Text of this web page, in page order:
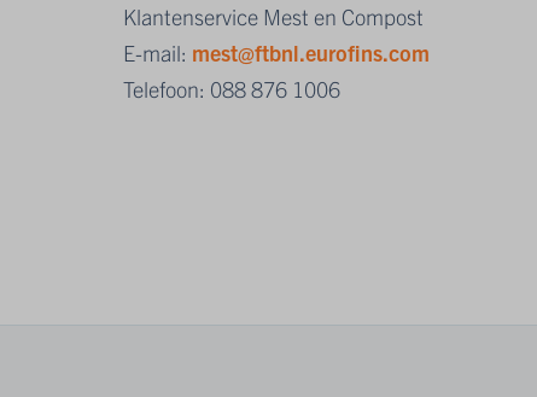
Klantenservice Mest en Compost
E-mail: mest@ftbnl.eurofins.com
Telefoon: 088 876 1006